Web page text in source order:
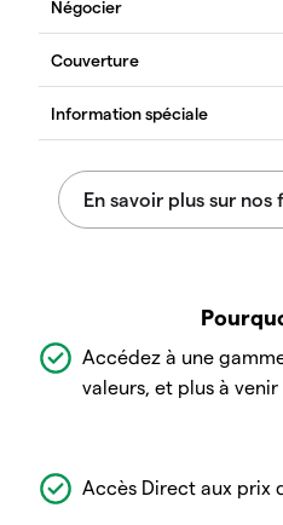
Accédez à une
valeurs, et plus à venir
Accès Direct aux prix